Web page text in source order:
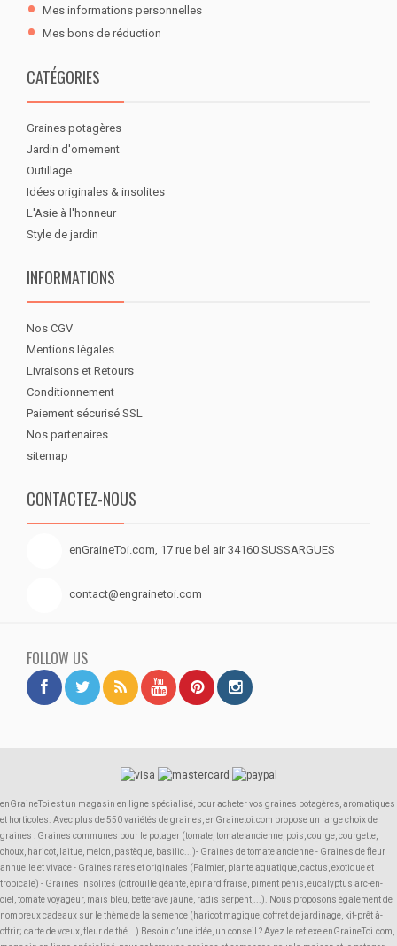
Mes informations personnelles
Mes bons de réduction
CATÉGORIES
Graines potagères
Jardin d'ornement
Outillage
Idées originales & insolites
L'Asie à l'honneur
Style de jardin
INFORMATIONS
Nos CGV
Mentions légales
Livraisons et Retours
Conditionnement
Paiement sécurisé SSL
Nos partenaires
sitemap
CONTACTEZ-NOUS
enGraineToi.com, 17 rue bel air 34160 SUSSARGUES
contact@engrainetoi.com
FOLLOW US
enGraineToi est un magasin en ligne spécialisé, pour acheter vos graines potagères, aromatiques
et horticoles. Avec plus de 550 variétés de graines, enGrainetoi.com propose un large choix de
graines : Graines communes pour le potager (tomate, tomate ancienne, pois, courge, courgette,
choux, haricot, laitue, melon, pastèque, basilic...)- Graines de tomate ancienne - Graines de fleur
annuelle et vivace - Graines rares et originales (Palmier, plante aquatique, cactus, exotique et
tropicale) - Graines insolites (citrouille géante, épinard fraise, piment pénis, eucalyptus arc-en-
ciel, tomate voyageur, maïs bleu, betterave jaune, radis serpent,...). Nous proposons également de
nombreux cadeaux sur le thème de la semence (haricot magique, coffret de jardinage, kit-prêt à-
offrir; carte de vœux, fleur de thé...) Besoin d’une idée, un conseil ? Ayez le reflexe enGraineToi.com,